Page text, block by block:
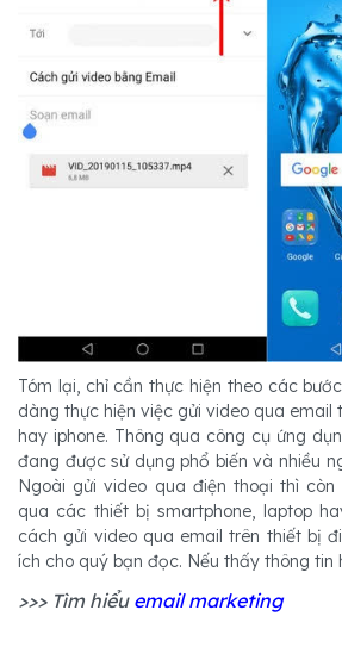
Tóm lại, chỉ cần thực hiện theo các
dàng thực hiện việc gửi video qua email
hay iphone. Thông qua công cụ ứng
đang được sử dụng phổ biến và nhiều
Ngoài gửi video qua điện thoại thì
qua các thiết bị smartphone, laptop
cách gửi video qua email trên thiết bị
ích cho quý bạn đọc. Nếu thấy thông tin
>>> Tìm hiểu email marketing